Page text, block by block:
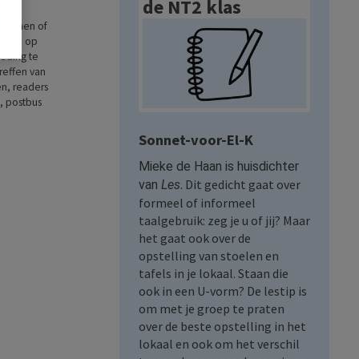
of
op
te
van
readers
postbus
de NT2 klas
Sonnet-voor-El-K
Mieke de Haan is huisdichter
van Les. Dit gedicht gaat over
formeel of informeel
taalgebruik: zeg je u of jij? Maar
het gaat ook over de
opstelling van stoelen en
tafels in je lokaal. Staan die
ook in een U-vorm? De lestip is
om met je groep te praten
over de beste opstelling in het
lokaal en ook om het verschil